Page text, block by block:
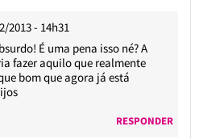
2013 - 14h31
É uma pena isso né? A
fazer aquilo que realmente
bom que agora já está
RESPONDER